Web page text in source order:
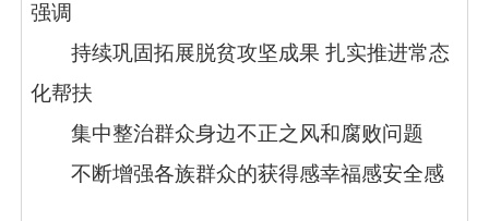
强调
持续巩固拓展脱贫攻坚成果 扎实推进常态
化帮扶
集中整治群众身边不正之风和腐败问题
不断增强各族群众的获得感幸福感安全感